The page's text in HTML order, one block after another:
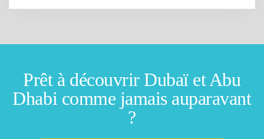
Prêt à découvrir Dubaï et Abu
Dhabi comme jamais auparavant
?